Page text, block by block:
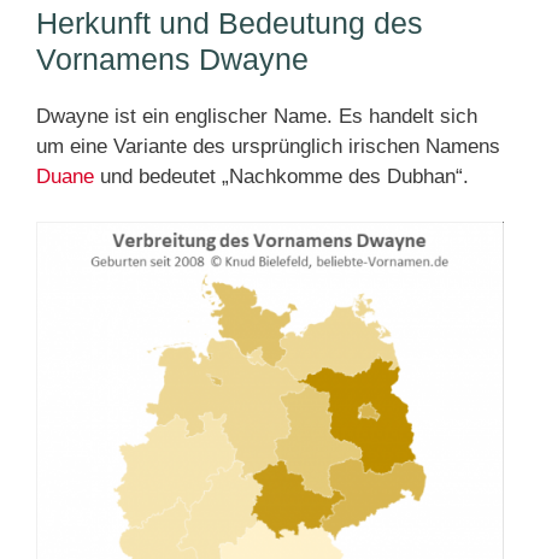
Herkunft und Bedeutung des
Vornamens Dwayne
Dwayne ist ein englischer Name. Es handelt sich
um eine Variante des ursprünglich irischen Namens
Duane und bedeutet „Nachkomme des Dubhan“.